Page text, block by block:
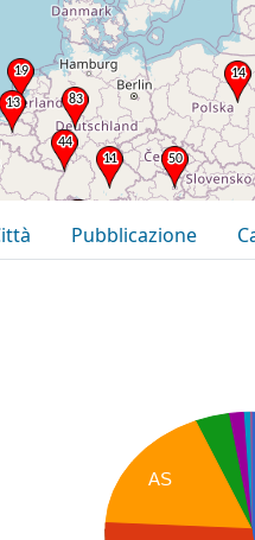
Pubblicazione
AS